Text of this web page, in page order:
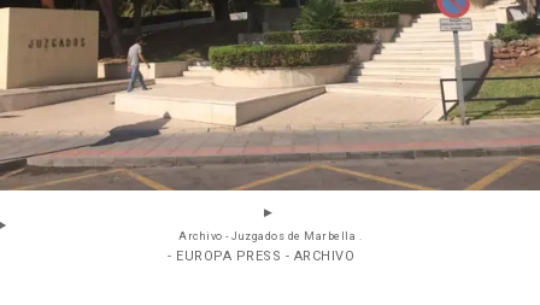
Archivo - Juzgados de Marbella .
- EUROPA PRESS - ARCHIVO